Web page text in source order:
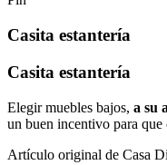
Casita estantería
Casita estantería
Elegir muebles bajos, a su
un buen incentivo para
Artículo original de Casa